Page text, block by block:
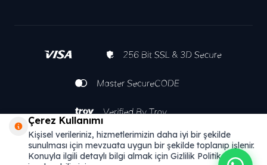
Çerez Kullanımı
Kişisel verileriniz, hizmetlerimizin daha iyi bir şekilde
sunulması için mevzuata uygun bir şekilde toplanıp işlenir.
Konuyla ilgili detaylı bilgi almak için Gizlilik Politikamızı